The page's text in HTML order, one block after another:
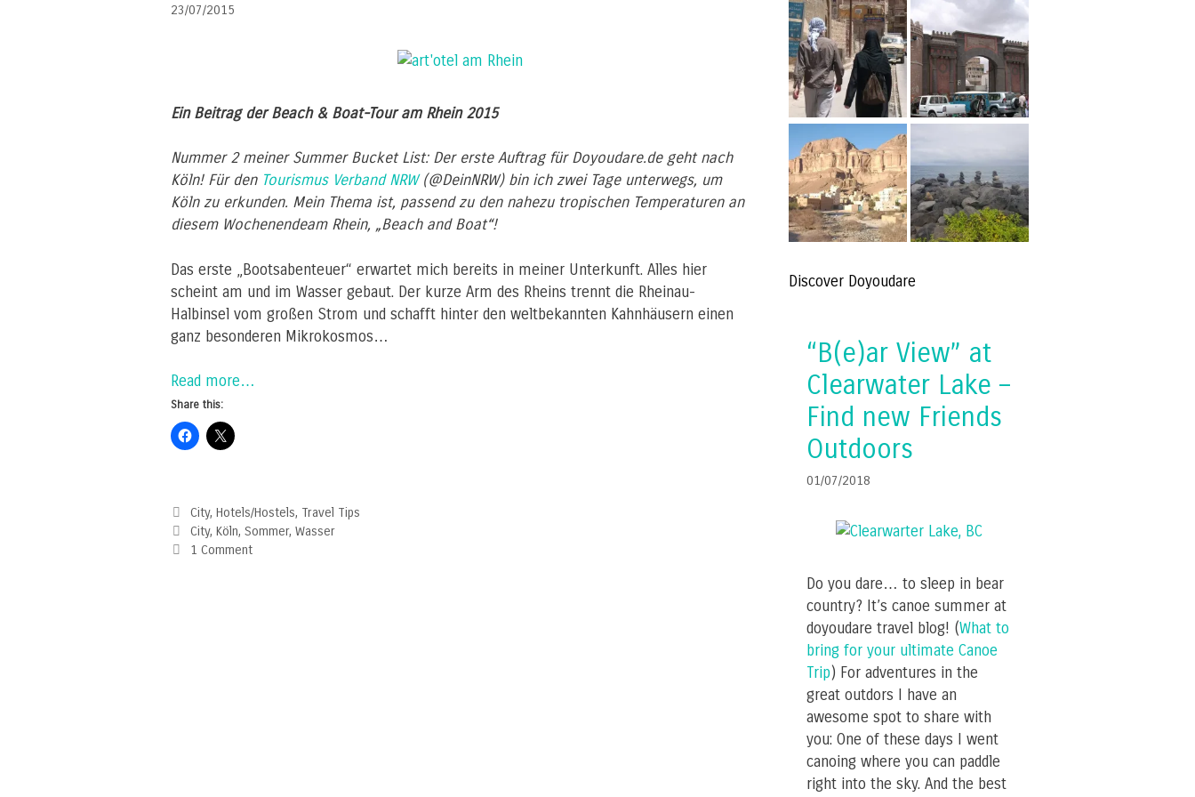
23/07/2015
Ein Beitrag der Beach & Boat-Tour am Rhein 2015
Nummer 2 meiner Summer Bucket List: Der erste Auftrag für Doyoudare.de geht nach
Köln! Für den Tourismus Verband NRW(@DeinNRW) bin ich zwei Tage unterwegs, um
Köln zu erkunden. Mein Thema ist, passend zu den nahezu tropischen Temperaturen an
diesem Wochenendeam Rhein, „Beach and Boat“!
Das erste „Bootsabenteuer“ erwartet mich bereits in meiner Unterkunft. Alles hier
scheint am und im Wasser gebaut. Der kurze Arm des Rheins trennt die Rheinau-
Halbinsel vom großen Strom und schafft hinter den weltbekannten Kahnhäusern einen
ganz besonderen Mikrokosmos…
Read more…
Share this:
Categories
City, Hotels/Hostels, Travel Tips
Tags
City, Köln, Sommer, Wasser
1 Comment
Discover Doyoudare
“B(e)ar View” at
Clearwater Lake –
Find new Friends
Outdoors
01/07/2018
Do you dare… to sleep in bear
country? It’s canoe summer at
doyoudare travel blog! (What to
bring for your ultimate Canoe
Trip) For adventures in the
great outdors I have an
awesome spot to share with
you: One of these days I went
canoing where you can paddle
right into the sky. And the best